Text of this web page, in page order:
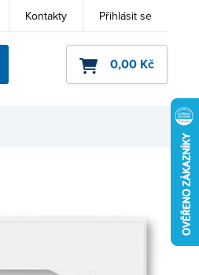
Kontakty Přihlásit se
0,00 Kč